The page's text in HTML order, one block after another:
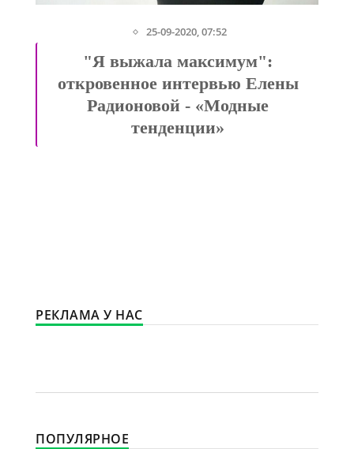
25-09-2020, 07:52
"Я выжала максимум":
откровенное интервью Елены
Радионовой - «Модные
тенденции»
РЕКЛАМА У НАС
ПОПУЛЯРНОЕ